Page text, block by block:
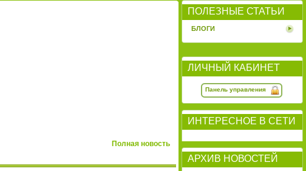
Полная новость
ПОЛЕЗНЫЕ СТАТЬИ
БЛОГИ
ЛИЧНЫЙ КАБИНЕТ
Панель управления
ИНТЕРЕСНОЕ В СЕТИ
АРХИВ НОВОСТЕЙ